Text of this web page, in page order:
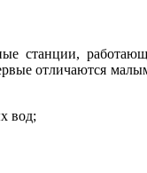
станции,
отличаются малым
вод;